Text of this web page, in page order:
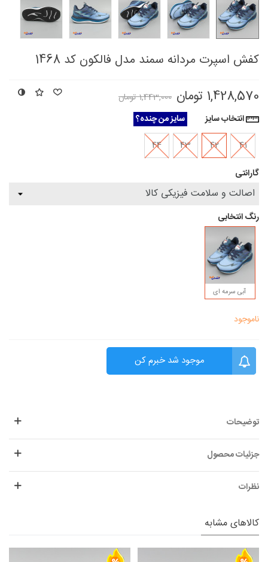
کفش اسپرت مردانه سمند مدل فالکون کد 1468
1,428,570 تومان
1,443,000 تومان
سایز من چنده؟
انتخاب سایز
41
42
43
44
گارانتی
رنگ انتخابی
آبی سرمه ای
ناموجود
موجود شد خبرم کن
توضیحات
جزئیات محصول
نظرات
کالاهای مشابه